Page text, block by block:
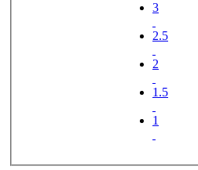
3
2.5
2
1.5
1